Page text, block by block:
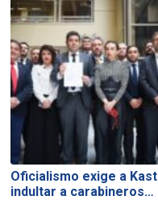
Oficialismo exige a Kast
indultar a carabineros…